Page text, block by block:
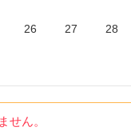
26 27 28
せん。